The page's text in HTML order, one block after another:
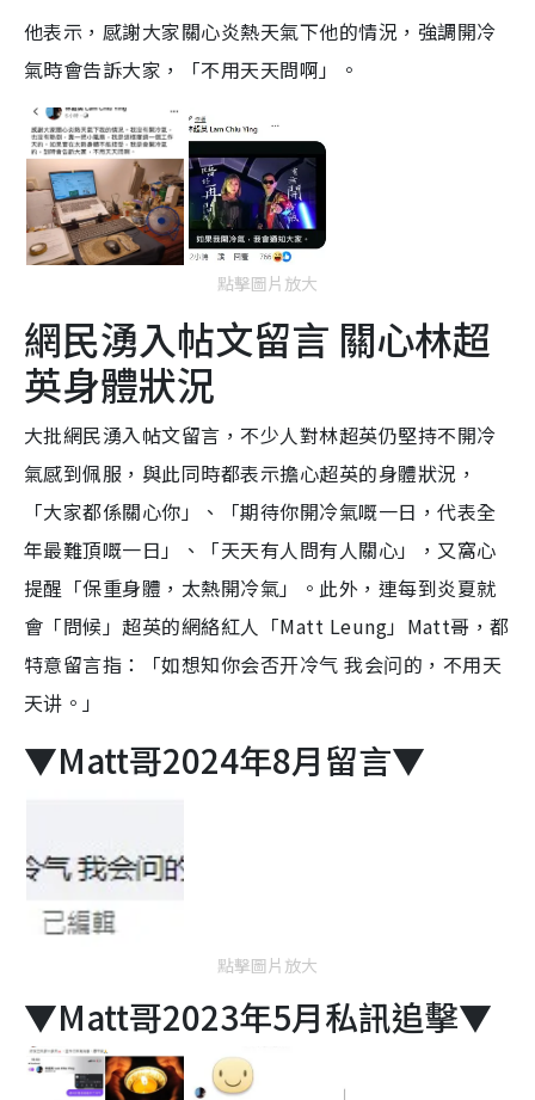
他表示，感謝大家關心炎熱天氣下他的情況，強調開冷
氣時會告訴大家，「不用天天問啊」。
點擊圖片放大
網民湧入帖文留言 關心林超
英身體狀況
大批網民湧入帖文留言，不少人對林超英仍堅持不開冷
氣感到佩服，與此同時都表示擔心超英的身體狀況，
「大家都係關心你」、「期待你開冷氣嘅一日，代表全
年最難頂嘅一日」、「天天有人問有人關心」，又窩心
提醒「保重身體，太熱開冷氣」。此外，連每到炎夏就
會「問候」超英的網絡紅人「Matt Leung」Matt哥，都
特意留言指：「如想知你会否开冷气 我会问的，不用天
天讲。」
▼Matt哥2024年8月留言▼
點擊圖片放大
▼Matt哥2023年5月私訊追擊▼